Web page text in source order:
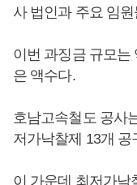
사 법인과 주요 임
이번 과징금 규모는
은 액수다.
호남고속철도 공사
저가낙찰제 13개 공
이 가운데 최저가낙